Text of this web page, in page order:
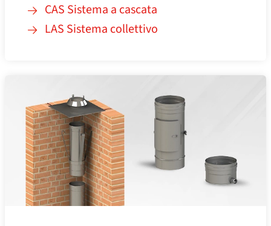
CAS Sistema a cascata
LAS Sistema collettivo